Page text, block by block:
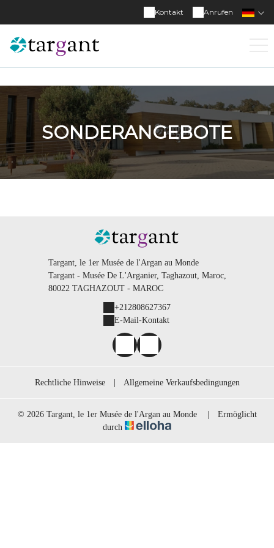
Anrufen
Kontakt
SONDERANGEBOTE
Targant, le 1er Musée de l'Argan au Monde
Targant - Musée De L'Arganier, Taghazout, Maroc,
80022 TAGHAZOUT - MAROC
+212808627367
E-Mail-Kontakt
Rechtliche Hinweise Allgemeine Verkaufsbedingungen
© 2026 Targant, le 1er Musée de l'Argan au Monde
Ermöglicht
durch